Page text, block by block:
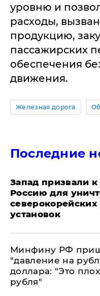
уровню и
расходы,
продукцию,
пассажирских
обеспечения
движения.
Железная дорога
Последние
Запад призвали
Россию для
установок
Минфину РФ
"давление на
доллара: "Это
рубля"